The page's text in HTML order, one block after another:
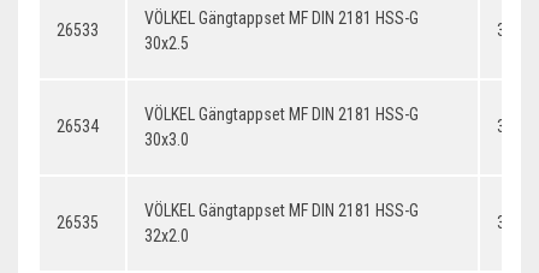
26533
VÖLKEL Gängtappset MF DIN 2181 HSS-G
30x2.5
26534
VÖLKEL Gängtappset MF DIN 2181 HSS-G
30x3.0
26535
VÖLKEL Gängtappset MF DIN 2181 HSS-G
32x2.0